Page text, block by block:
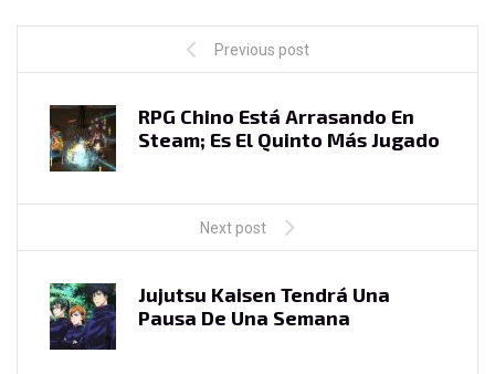
Previous post
RPG Chino Está Arrasando En
Steam; Es El Quinto Más Jugado
Next post
Jujutsu Kaisen Tendrá Una
Pausa De Una Semana